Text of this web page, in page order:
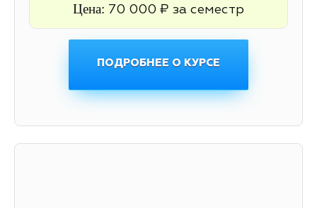
Цена: 70 000 ₽ за семестр
ПОДРОБНЕЕ О КУРСЕ